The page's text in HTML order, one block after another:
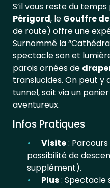
S’il vous reste du
Périgord, le Gouffre
de route) offre une
Surnommé la
spectacle son et
parois ornées de
translucides. On peut y
tunnel, soit via un
aventureux.
Infos Pratiques
Visite: Parcours
possibilité de
supplément).
Plus: Spectacle